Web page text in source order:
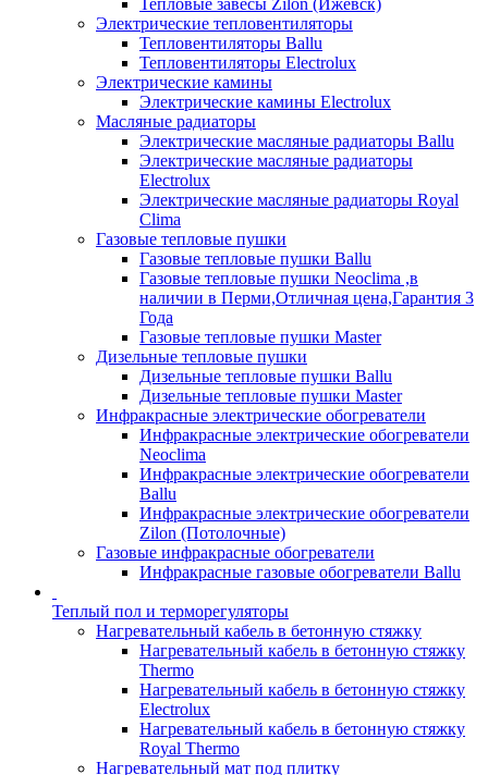
Тепловые завесы Zilon (Ижевск)
Электрические тепловентиляторы
Тепловентиляторы Ballu
Тепловентиляторы Electrolux
Электрические камины
Электрические камины Electrolux
Масляные радиаторы
Электрические масляные радиаторы Ballu
Электрические масляные радиаторы
Electrolux
Электрические масляные радиаторы Royal
Clima
Газовые тепловые пушки
Газовые тепловые пушки Ballu
Газовые тепловые пушки Neoclima ,в
наличии в Перми,Отличная цена,Гарантия 3
Года
Газовые тепловые пушки Master
Дизельные тепловые пушки
Дизельные тепловые пушки Ballu
Дизельные тепловые пушки Master
Инфракрасные электрические обогреватели
Инфракрасные электрические обогреватели
Neoclima
Инфракрасные электрические обогреватели
Ballu
Инфракрасные электрические обогреватели
Zilon (Потолочные)
Газовые инфракрасные обогреватели
Инфракрасные газовые обогреватели Ballu
Теплый пол и терморегуляторы
Нагревательный кабель в бетонную стяжку
Нагревательный кабель в бетонную стяжку
Thermo
Нагревательный кабель в бетонную стяжку
Electrolux
Нагревательный кабель в бетонную стяжку
Royal Thermo
Нагревательный мат под плитку